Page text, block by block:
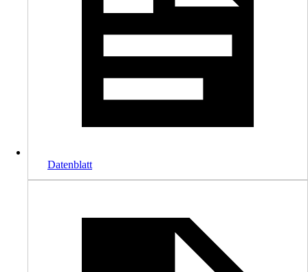
Datenblatt